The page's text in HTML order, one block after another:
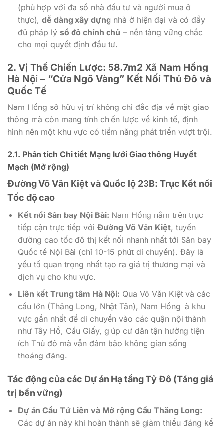
(phù hợp với đa số nhà đầu tư và người mua ở
thực), dễ dàng xây dựng nhà ở hiện đại và có đầy
đủ pháp lý sổ đỏ chính chủ – nền tảng vững chắc
cho mọi quyết định đầu tư.
2. Vị Thế Chiến Lược: 58.7m2 Xã Nam Hồng
Hà Nội – “Cửa Ngõ Vàng” Kết Nối Thủ Đô và
Quốc Tế
Nam Hồng sở hữu vị trí không chỉ đắc địa về mặt giao
thông mà còn mang tính chiến lược về kinh tế, định
hình nên một khu vực có tiềm năng phát triển vượt trội.
2.1. Phân tích Chi tiết Mạng lưới Giao thông Huyết
Mạch (Mở rộng)
Đường Võ Văn Kiệt và Quốc lộ 23B: Trục Kết nối
Tốc độ cao
Kết nối Sân bay Nội Bài: Nam Hồng nằm trên trục
tiếp cận trực tiếp với Đường Võ Văn Kiệt, tuyến
đường cao tốc đô thị kết nối nhanh nhất tới Sân bay
Quốc tế Nội Bài (chỉ 10-15 phút di chuyển). Đây là
yếu tố quan trọng nhất tạo ra giá trị thương mại và
dịch vụ cho khu vực.
Liên kết Trung tâm Hà Nội: Qua Võ Văn Kiệt và các
cầu lớn (Thăng Long, Nhật Tân), Nam Hồng là khu
vực gần nhất để di chuyển vào các quận nội thành
như Tây Hồ, Cầu Giấy, giúp cư dân tận hưởng tiện
ích Thủ đô mà vẫn đảm bảo không gian sống
thoáng đãng.
Tác động của các Dự án Hạ tầng Tỷ Đô (Tăng giá
trị bền vững)
Dự án Cầu Tứ Liên và Mở rộng Cầu Thăng Long:
Các dự án này khi hoàn thành sẽ giảm thiểu đáng kể